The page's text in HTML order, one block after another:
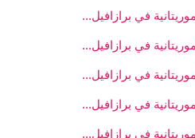
في برازافيل...
في برازافيل...
في برازافيل...
في برازافيل...
في برازافيل...